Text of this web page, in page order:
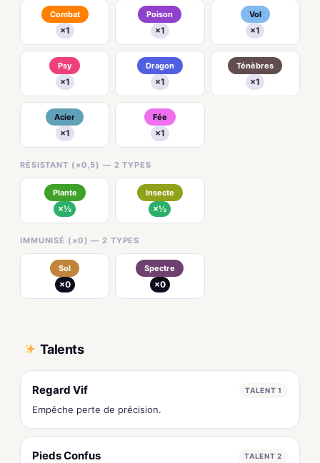
Combat
×1
Poison
×1
Vol
×1
Psy
×1
Dragon
×1
Ténèbres
×1
Acier
×1
Fée
×1
RÉSISTANT (×0,5) — 2 TYPES
Plante
×½
Insecte
×½
IMMUNISÉ (×0) — 2 TYPES
Sol
×0
Spectre
×0
Talents
Regard Vif TALENT 1
Empêche perte de précision.
Pieds Confus TALENT 2